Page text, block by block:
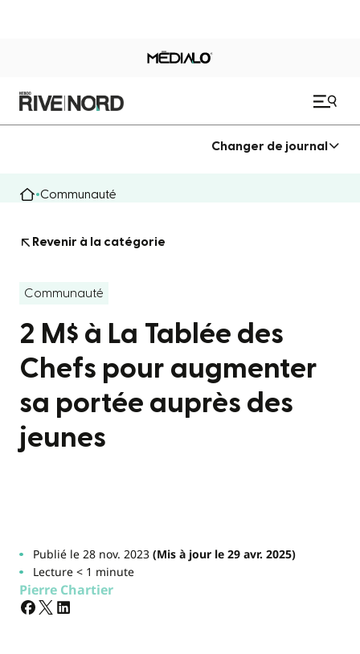
Changer de journal
Communauté
Revenir à la catégorie
Communauté
2 M$ à La Tablée des
Chefs pour augmenter
sa portée auprès des
jeunes
Publié le 28 nov. 2023(Mis à jour le 29 avr. 2025)
Lecture < 1 minute
Pierre Chartier